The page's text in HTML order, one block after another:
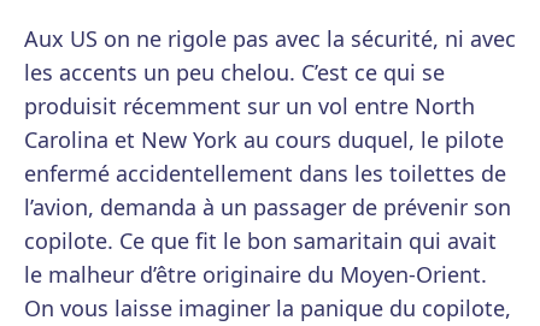
Aux US on ne rigole pas avec la sécurité, ni avec
les accents un peu chelou. C’est ce qui se
produisit récemment sur un vol entre North
Carolina et New York au cours duquel, le pilote
enfermé accidentellement dans les toilettes de
l’avion, demanda à un passager de prévenir son
copilote. Ce que fit le bon samaritain qui avait
le malheur d’être originaire du Moyen-Orient.
On vous laisse imaginer la panique du copilote,